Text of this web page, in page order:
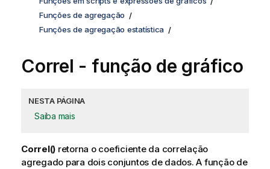
Funções de agregação
Funções de agregação estatística
Correl - função de gráfico
NESTA PÁGINA
Saiba mais
Correl() retorna o coeficiente da correlação
agregado para dois conjuntos de dados. A função de